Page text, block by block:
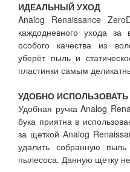
ИДЕАЛЬНЫЙ УХОД
Analog Renaissance
каждодневного ухода
особого качества из
уберёт пыль и
пластинки самым
УДОБНО ИСПОЛЬЗОВАТЬ
Удобная ручка Analog
бука приятна в
за щеткой Analog
удалить собранную
пылесоса. Данную щетку